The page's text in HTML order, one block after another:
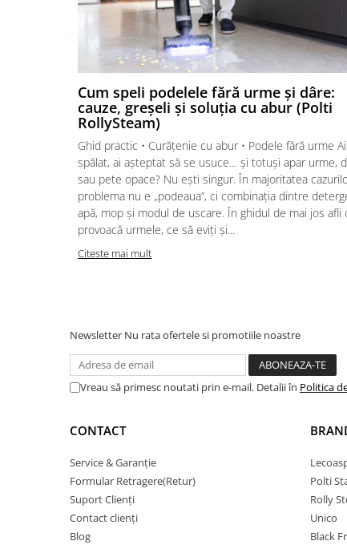
Cum speli podelele fără urme și dâre:
cauze, greșeli și soluția cu abur (Polti
RollySteam)
Ghid practic • Curățenie cu abur • Podele fără urme Ai
spălat, ai așteptat să se usuce… și totuși apar urme,
sau pete opace? Nu ești singur. În majoritatea
problema nu e „podeaua”, ci combinația dintre
apă, mop și modul de uscare. În ghidul de mai jos afli
provoacă urmele, ce să eviți și...
Citeste mai mult
Newsletter Nu rata ofertele si promotiile noastre
Vreau să primesc noutati prin e-mail. Detalii în Politica
CONTACT
Service & Garanție
Formular Retragere(Retur)
Suport Clienți
Contact clienți
Blog
Polti
Rolly
Unico
Black